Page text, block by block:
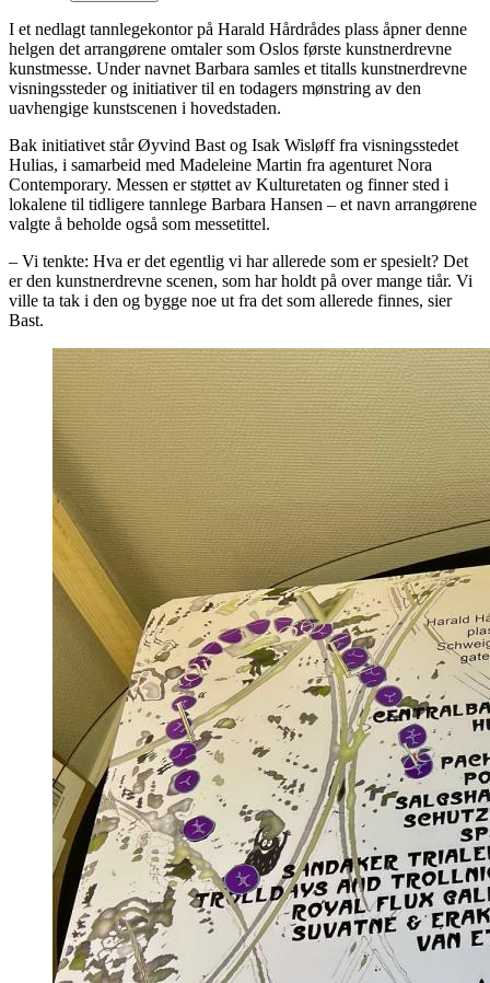
I et nedlagt tannlegekontor på Harald Hårdrådes plass åpner denne
helgen det arrangørene omtaler som Oslos første kunstnerdrevne
kunstmesse. Under navnet Barbara samles et titalls kunstnerdrevne
visningssteder og initiativer til en todagers mønstring av den
uavhengige kunstscenen i hovedstaden.
Bak initiativet står Øyvind Bast og Isak Wisløff fra visningsstedet
Hulias, i samarbeid med Madeleine Martin fra agenturet Nora
Contemporary. Messen er støttet av Kulturetaten og finner sted i
lokalene til tidligere tannlege Barbara Hansen – et navn arrangørene
valgte å beholde også som messetittel.
– Vi tenkte: Hva er det egentlig vi har allerede som er spesielt? Det
er den kunstnerdrevne scenen, som har holdt på over mange tiår. Vi
ville ta tak i den og bygge noe ut fra det som allerede finnes, sier
Bast.